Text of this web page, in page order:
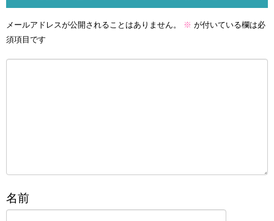
メールアドレスが公開されることはありません。 ※ が付いている欄は必
須項目です
名前